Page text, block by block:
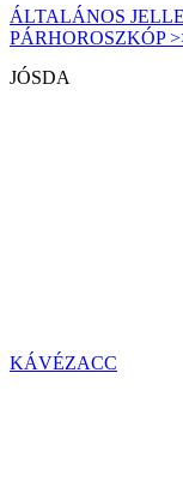
ÁLTALÁNOS
PÁRHOROSZKÓP
JÓSDA
KÁVÉZACC